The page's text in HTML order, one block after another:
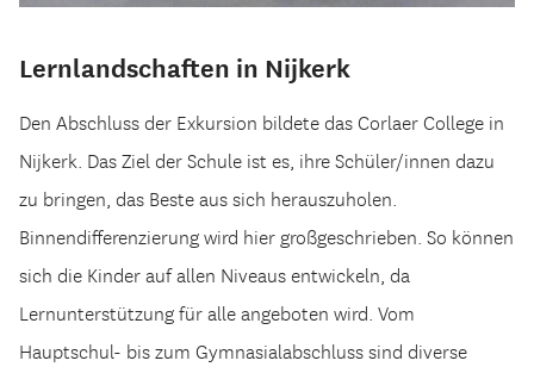
Lernlandschaften in Nijkerk
Den Abschluss der Exkursion bildete das Corlaer College in
Nijkerk. Das Ziel der Schule ist es, ihre Schüler/innen dazu
zu bringen, das Beste aus sich herauszuholen.
Binnendifferenzierung wird hier großgeschrieben. So können
sich die Kinder auf allen Niveaus entwickeln, da
Lernunterstützung für alle angeboten wird. Vom
Hauptschul- bis zum Gymnasialabschluss sind diverse